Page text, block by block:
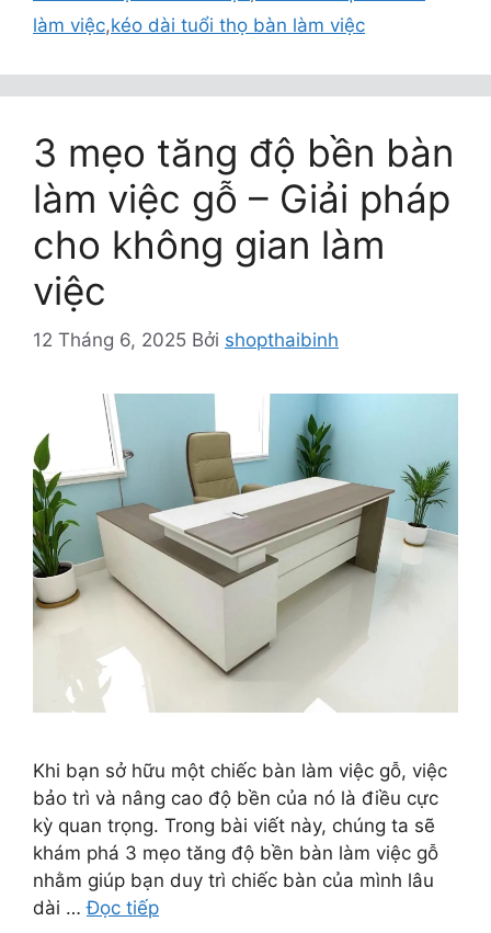
làm việc,kéo dài tuổi thọ bàn làm việc
3 mẹo tăng độ bền bàn
làm việc gỗ – Giải pháp
cho không gian làm
việc
12 Tháng 6, 2025 Bởi shopthaibinh
Khi bạn sở hữu một chiếc bàn làm việc gỗ, việc
bảo trì và nâng cao độ bền của nó là điều cực
kỳ quan trọng. Trong bài viết này, chúng ta sẽ
khám phá 3 mẹo tăng độ bền bàn làm việc gỗ
nhằm giúp bạn duy trì chiếc bàn của mình lâu
dài …Đọc tiếp